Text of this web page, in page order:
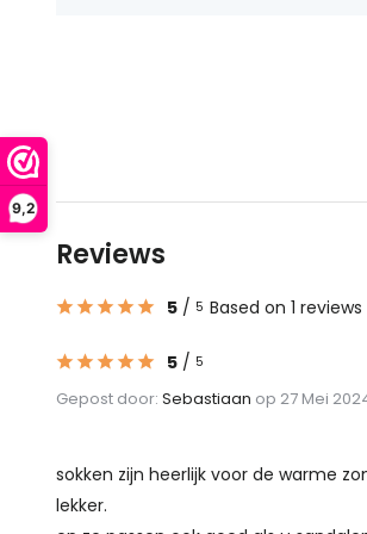
9,2
Reviews
5 / 5 Based on 1 reviews
5 / 5
Gepost door: Sebastiaan op 27 Mei
sokken zijn heerlijk voor de warme
lekker.